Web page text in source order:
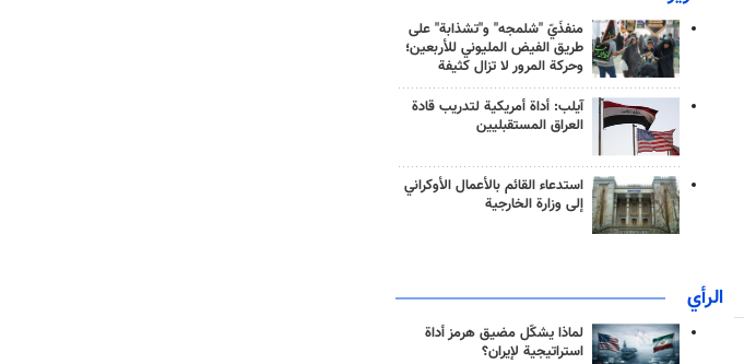
منفذَيّ "شلمجه" و"تشذابة" على
طريق الفيض المليوني للأربعين؛
وحركة المرور لا تزال كثيفة
آيلب: أداة أمريكية لتدريب قادة
العراق المستقبليين
استدعاء القائم بالأعمال الأوكراني
إلى وزارة الخارجية
الرأي
لماذا يشكّل مضيق هرمز أداة
استراتيجية لإيران؟